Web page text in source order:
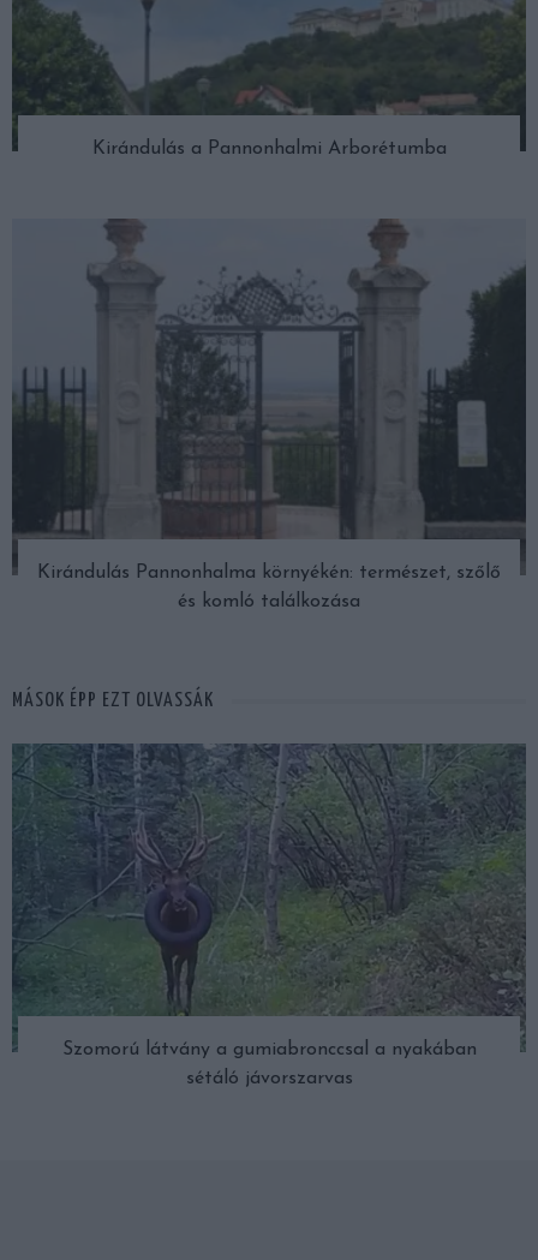
Kirándulás a Pannonhalmi Arborétumba
Kirándulás Pannonhalma környékén: természet, szőlő
és komló találkozása
MÁSOK ÉPP EZT OLVASSÁK
Szomorú látvány a gumiabronccsal a nyakában
sétáló jávorszarvas